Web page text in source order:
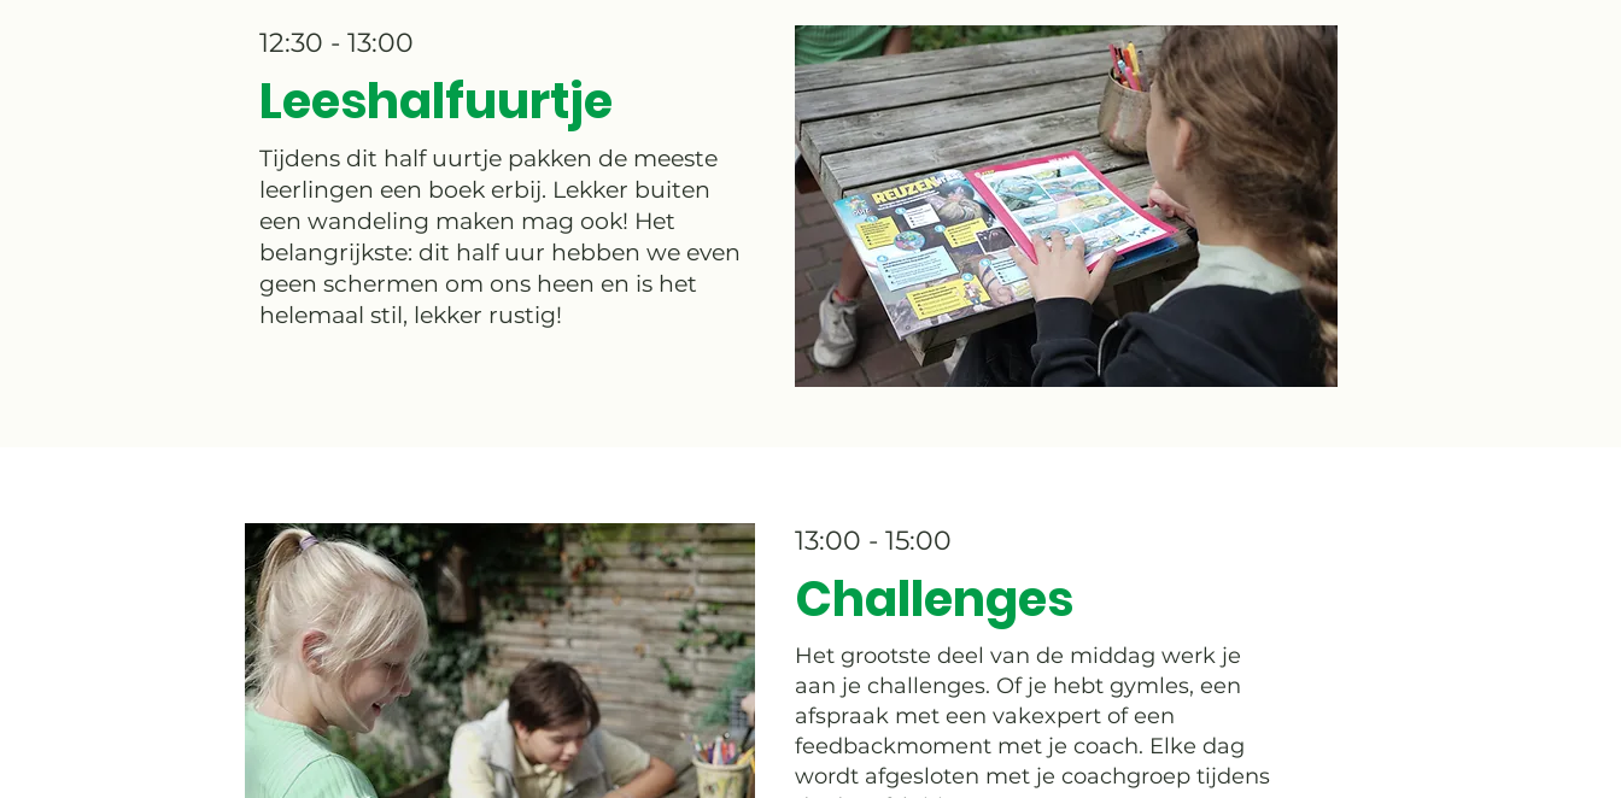
12:30 - 13:00
Leeshalfuurtje
Tijdens dit half uurtje pakken de meeste
leerlingen een boek erbij. Lekker buiten
een wandeling maken mag ook! Het
belangrijkste: dit half uur hebben we even
geen schermen om ons heen en is het
helemaal stil, lekker rustig!
13:00 - 15:00
Challenges
Het grootste deel van de middag werk je
aan je challenges. Of je hebt gymles, een
afspraak met een vakexpert of een
feedbackmoment met je coach. Elke dag
wordt afgesloten met je coachgroep tijdens